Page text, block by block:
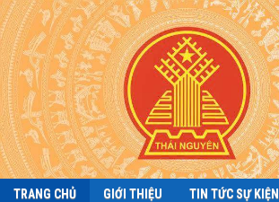
TRANG CHỦ GIỚI THIỆU TIN TỨC SỰ KIỆN